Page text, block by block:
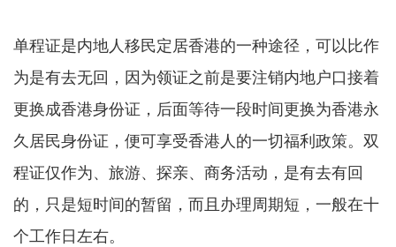
单程证是内地人移民定居香港的一种途径，可以比作
为是有去无回，因为领证之前是要注销内地户口接着
更换成香港身份证，后面等待一段时间更换为香港永
久居民身份证，便可享受香港人的一切福利政策。双
程证仅作为、旅游、探亲、商务活动，是有去有回
的，只是短时间的暂留，而且办理周期短，一般在十
个工作日左右。